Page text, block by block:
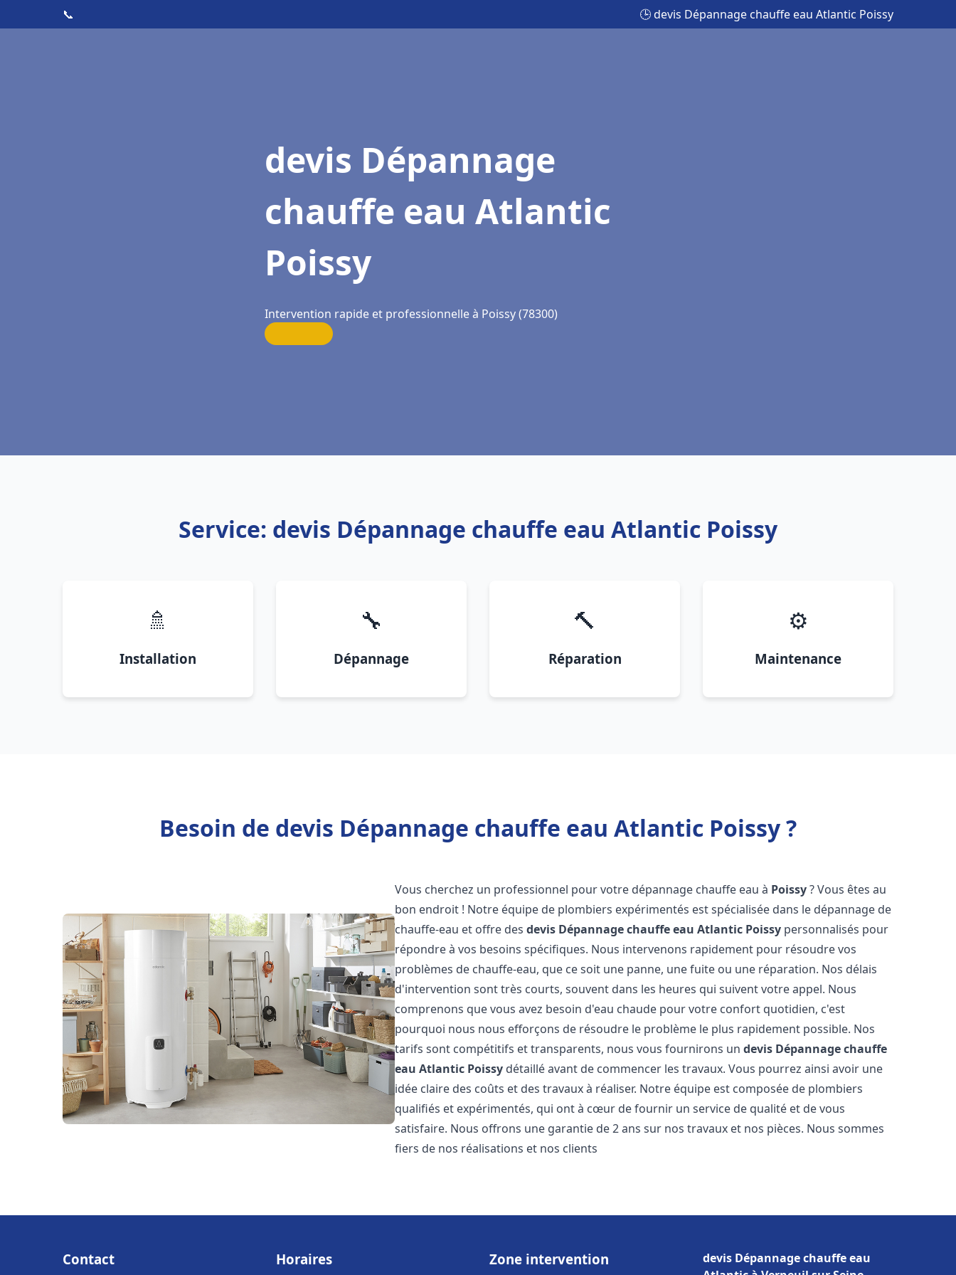
📞 🕒 devis Dépannage chauffe eau Atlantic Poissy
devis Dépannage
chauffe eau Atlantic
Poissy
Intervention rapide et professionnelle à Poissy (78300)
Service: devis Dépannage chauffe eau Atlantic Poissy
🚿
Installation
🔧
Dépannage
🔨
Réparation
⚙️
Maintenance
Besoin de devis Dépannage chauffe eau Atlantic Poissy ?
Vous cherchez un professionnel pour votre dépannage chauffe eau à Poissy? Vous êtes au
bon endroit ! Notre équipe de plombiers expérimentés est spécialisée dans le dépannage de
chauffe-eau et offre desdevis Dépannage chauffe eau Atlantic Poissy personnalisés pour
répondre à vos besoins spécifiques. Nous intervenons rapidement pour résoudre vos
problèmes de chauffe-eau, que ce soit une panne, une fuite ou une réparation. Nos délais
d'intervention sont très courts, souvent dans les heures qui suivent votre appel. Nous
comprenons que vous avez besoin d'eau chaude pour votre confort quotidien, c'est
pourquoi nous nous efforçons de résoudre le problème le plus rapidement possible. Nos
tarifs sont compétitifs et transparents, nous vous fournirons undevis Dépannage chauffe
eau Atlantic Poissy détaillé avant de commencer les travaux. Vous pourrez ainsi avoir une
idée claire des coûts et des travaux à réaliser. Notre équipe est composée de plombiers
qualifiés et expérimentés, qui ont à cœur de fournir un service de qualité et de vous
satisfaire. Nous offrons une garantie de 2 ans sur nos travaux et nos pièces. Nous sommes
fiers de nos réalisations et nos clients
Contact Horaires Zone intervention
devis Dépannage chauffe eau